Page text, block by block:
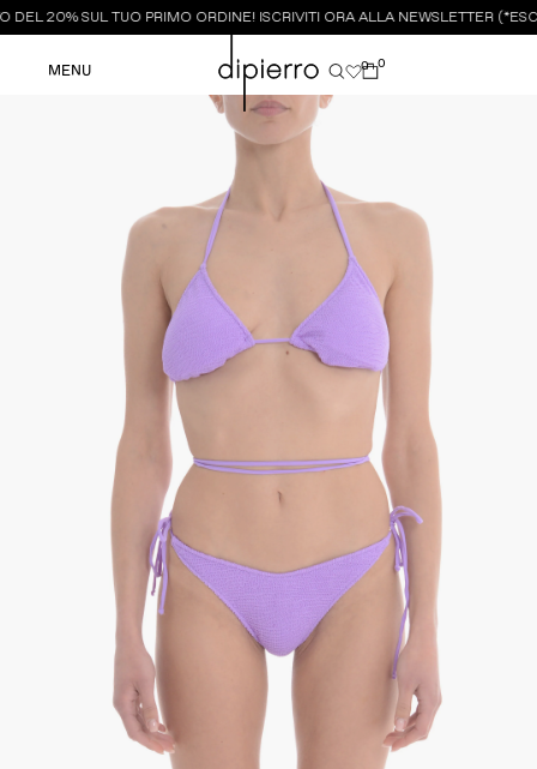
DEL 20% SUL TUO PRIMO ORDINE! ISCRIVITI ORA ALLA NEWSLETTER
MENU 0 0